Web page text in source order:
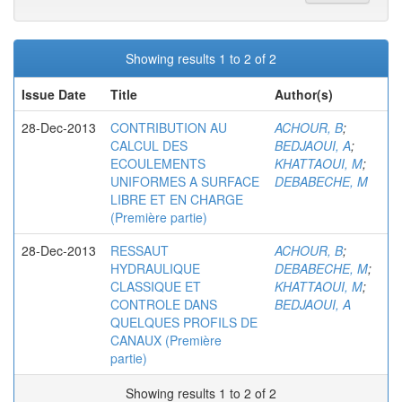
Showing results 1 to 2 of 2
Issue Date
Title
Author(s)
28-Dec-2013
CONTRIBUTION AU
CALCUL DES
ECOULEMENTS
UNIFORMES A SURFACE
LIBRE ET EN CHARGE
(Première partie)
ACHOUR, B;
BEDJAOUI, A;
KHATTAOUI, M;
DEBABECHE, M
28-Dec-2013
RESSAUT
HYDRAULIQUE
CLASSIQUE ET
CONTROLE DANS
QUELQUES PROFILS DE
CANAUX (Première
partie)
ACHOUR, B;
DEBABECHE, M;
KHATTAOUI, M;
BEDJAOUI, A
Showing results 1 to 2 of 2